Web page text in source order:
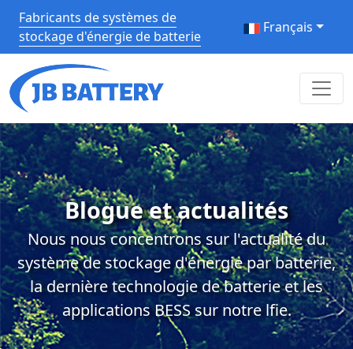
Fabricants de systèmes de
stockage d'énergie de batterie
Français
Blogue et actualités
Nous nous concentrons sur l'actualité du
système de stockage d'énergie par batterie,
la dernière technologie de batterie et les
applications BESS sur notre lfie.